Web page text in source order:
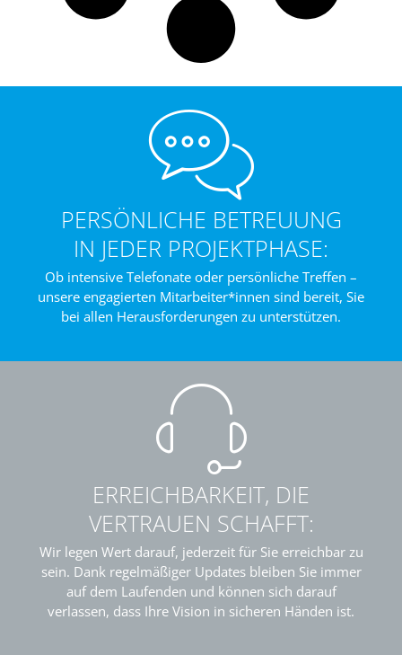
PERSÖNLICHE BETREUUNG
IN JEDER PROJEKTPHASE:
Ob intensive Telefonate oder persönliche Treffen –
unsere engagierten Mitarbeiter*innen sind bereit, Sie
bei allen Herausforderungen zu unterstützen.
ERREICHBARKEIT, DIE
VERTRAUEN SCHAFFT:
Wir legen Wert darauf, jederzeit für Sie erreichbar zu
sein. Dank regelmäßiger Updates bleiben Sie immer
auf dem Laufenden und können sich darauf
verlassen, dass Ihre Vision in sicheren Händen ist.